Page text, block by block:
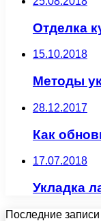
Отделка
15.10.2018
Методы
28.12.2017
Как
17.07.2018
Укладка
Последние записи